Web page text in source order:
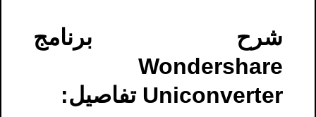
شرح برنامج
Wondershare
Uniconverter تفاصيل: